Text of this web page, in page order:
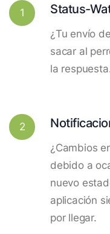
1 Status-
¿Tu envío
sacar al
la
2
¿Cambios
debido a
nuevo
aplicación
por llegar.